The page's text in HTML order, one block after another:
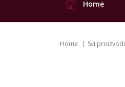
Home
Home Svi proizvodi